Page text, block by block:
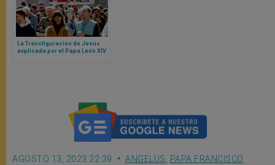
La Transfiguración de Jesús
explicada por el Papa León XIV
AGOSTO 13, 2023 22:39 ANGELUS PAPA FRANCISCO